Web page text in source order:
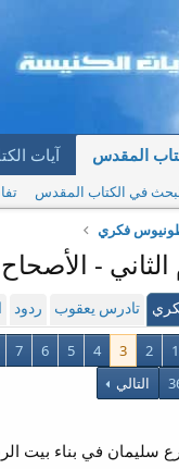
المقدس آيات
في الكتاب المقدس
فكري
3 | تفسير انطونيوس فكري
تادرس يعقوب ردود
1
2
3
4
5
6
7
التالي